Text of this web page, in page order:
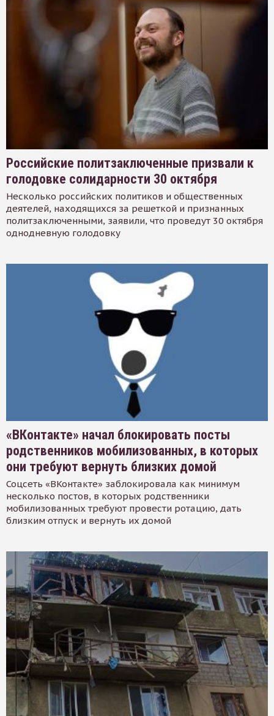
Российские политзаключенные призвали к
голодовке солидарности 30 октября
Несколько российских политиков и общественных
деятелей, находящихся за решеткой и признанных
политзаключенными, заявили, что проведут 30 октября
однодневную голодовку
«ВКонтакте» начал блокировать посты
родственников мобилизованных, в которых
они требуют вернуть близких домой
Соцсеть «ВКонтакте» заблокировала как минимум
несколько постов, в которых родственники
мобилизованных требуют провести ротацию, дать
близким отпуск и вернуть их домой